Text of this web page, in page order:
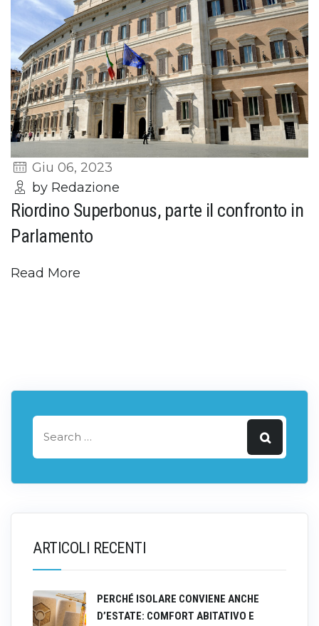
Giu 06, 2023
by Redazione
Riordino Superbonus, parte il confronto in
Parlamento
Read More
ARTICOLI RECENTI
PERCHÉ ISOLARE CONVIENE ANCHE
D’ESTATE: COMFORT ABITATIVO E